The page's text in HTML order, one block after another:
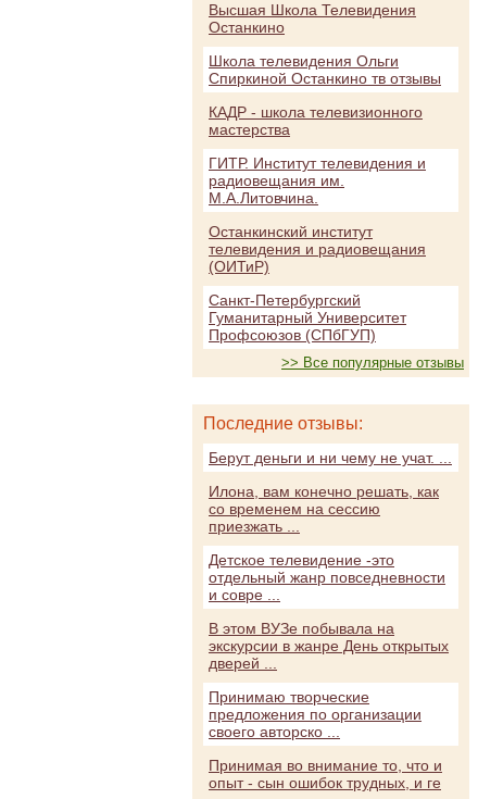
Высшая Школа Телевидения
Останкино
Школа телевидения Ольги
Спиркиной Останкино тв отзывы
КАДР - школа телевизионного
мастерства
ГИТР. Институт телевидения и
радиовещания им.
М.А.Литовчина.
Останкинский институт
телевидения и радиовещания
(ОИТиР)
Санкт-Петербургский
Гуманитарный Университет
Профсоюзов (СПбГУП)
>> Все популярные отзывы
Последние отзывы:
Берут деньги и ни чему не учат. ...
Илона, вам конечно решать, как
со временем на сессию
приезжать ...
Детское телевидение -это
отдельный жанр повседневности
и совре ...
В этом ВУЗе побывала на
экскурсии в жанре День открытых
дверей ...
Принимаю творческие
предложения по организации
своего авторско ...
Принимая во внимание то, что и
опыт - сын ошибок трудных, и ге